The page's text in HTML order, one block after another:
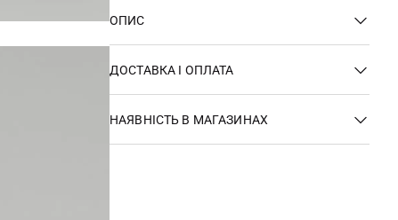
ОПИС
ДОСТАВКА І ОПЛАТА
НАЯВНІСТЬ В МАГАЗИНАХ